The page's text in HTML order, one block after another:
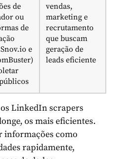
de
ou
de
e
vendas,
marketing e
recrutamento
que buscam
geração de
leads eficiente
LinkedIn scrapers
os mais eficientes.
informações como
rapidamente,